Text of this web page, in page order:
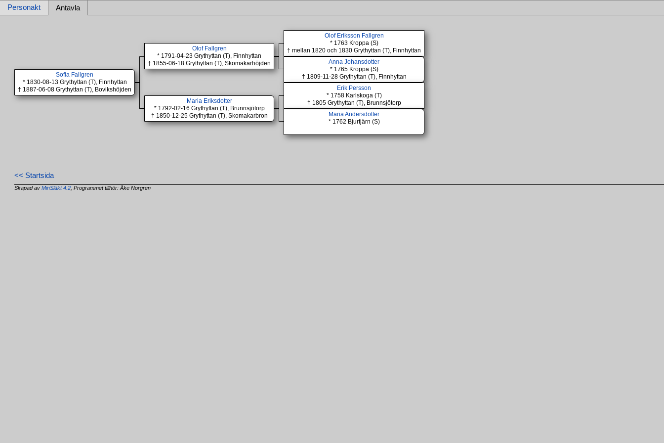
Personakt Antavla
Sofia Fallgren
* 1830-08-13 Grythyttan (T), Finnhyttan
† 1887-06-08 Grythyttan (T), Bovikshöjden
Olof Fallgren
* 1791-04-23 Grythyttan (T), Finnhyttan
† 1855-06-18 Grythyttan (T), Skomakarhöjden
Olof Eriksson Fallgren
* 1763 Kroppa (S)
† mellan 1820 och 1830 Grythyttan (T), Finnhyttan
Anna Johansdotter
* 1765 Kroppa (S)
† 1809-11-28 Grythyttan (T), Finnhyttan
Maria Eriksdotter
* 1792-02-16 Grythyttan (T), Brunnsjötorp
† 1850-12-25 Grythyttan (T), Skomakarbron
Erik Persson
* 1758 Karlskoga (T)
† 1805 Grythyttan (T), Brunnsjötorp
Maria Andersdotter
* 1762 Bjurtjärn (S)
<< Startsida
Skapad avMinSläkt 4.2 , Programmet tillhör: Åke Norgren